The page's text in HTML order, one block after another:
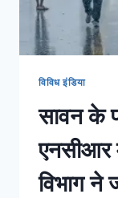
विविध इंडिया
सावन के
एनसीआर
विभाग ने